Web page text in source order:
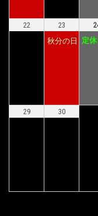
22
23
秋分の日
定休
29 30